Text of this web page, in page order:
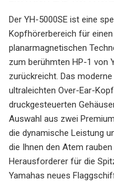
Der YH-5000SE ist eine
Kopfhörerbereich für
planarmagnetischen
zum berühmten HP-1 von
zurückreicht. Das
ultraleichten Over-Ear-
druckgesteuerten
Auswahl aus zwei
die dynamische Leistung
die Ihnen den Atem
Herausforderer für die
Yamahas neues